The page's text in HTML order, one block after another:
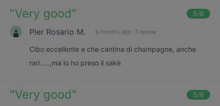
"Very good" 5/6
Pier Rosario M. 6 months ago · 1 review
Cibo eccellente e che cantina di champagne, anche
rari.....,ma io ho preso il sakè
"Very good" 5/6